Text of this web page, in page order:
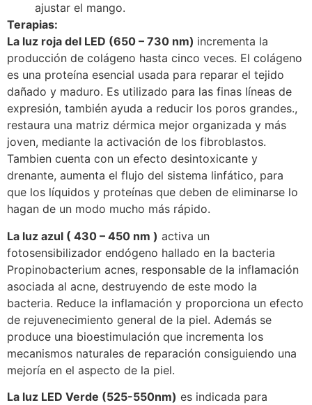
ajustar el mango.
Terapias:
La luz roja del LED (650 – 730 nm) incrementa la
producción de colágeno hasta cinco veces. El colágeno
es una proteína esencial usada para reparar el tejido
dañado y maduro. Es utilizado para las finas líneas de
expresión, también ayuda a reducir los poros grandes.,
restaura una matriz dérmica mejor organizada y más
joven, mediante la activación de los fibroblastos.
Tambien cuenta con un efecto desintoxicante y
drenante, aumenta el flujo del sistema linfático, para
que los líquidos y proteínas que deben de eliminarse lo
hagan de un modo mucho más rápido.
La luz azul ( 430 – 450 nm ) activa un
fotosensibilizador endógeno hallado en la bacteria
Propinobacterium acnes, responsable de la inflamación
asociada al acne, destruyendo de este modo la
bacteria. Reduce la inflamación y proporciona un efecto
de rejuvenecimiento general de la piel. Además se
produce una bioestimulación que incrementa los
mecanismos naturales de reparación consiguiendo una
mejoría en el aspecto de la piel.
La luz LED Verde (525-550nm) es indicada para